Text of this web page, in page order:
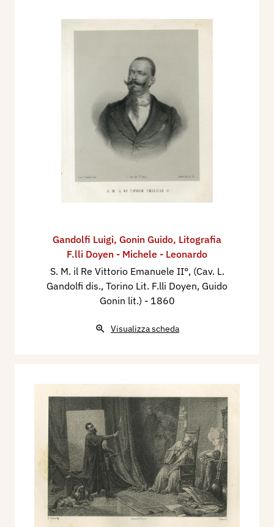
Gandolfi Luigi, Gonin Guido, Litografia
F.lli Doyen - Michele - Leonardo
S. M. il Re Vittorio Emanuele II°, (Cav. L.
Gandolfi dis., Torino Lit. F.lli Doyen, Guido
Gonin lit.) - 1860
Visualizza scheda